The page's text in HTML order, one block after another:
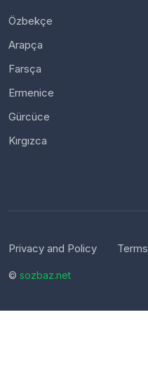
Özbekçe
Arapça
Farsça
Ermenice
Gürcüce
Kırgızca
Privacy and Policy Terms
© sozbaz.net